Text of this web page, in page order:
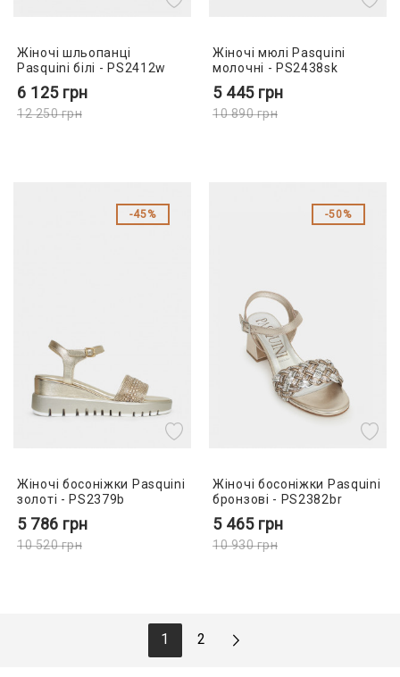
Жіночі шльопанці
Pasquini білі - PS2412w
6 125 грн
12 250грн
Жіночі мюлі Pasquini
молочні - PS2438sk
5 445 грн
10 890грн
45%
Жіночі босоніжки Pasquini
золоті - PS2379b
5 786 грн
10 520грн
50%
Жіночі босоніжки Pasquini
бронзові - PS2382br
5 465 грн
10 930грн
1 2